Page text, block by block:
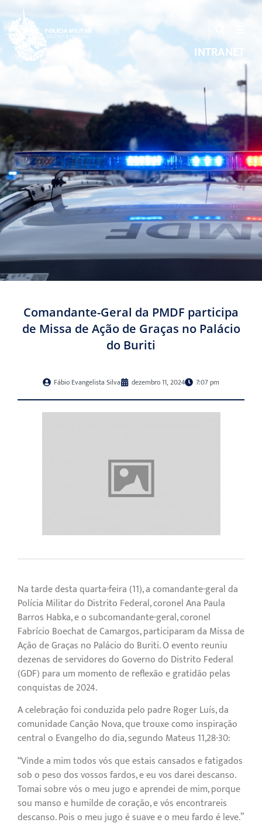
INTRANET
Comandante-Geral da PMDF participa
de Missa de Ação de Graças no Palácio
do Buriti
Fábio Evangelista Silva dezembro 11, 2024 7:07 pm
Na tarde desta quarta-feira (11), a comandante-geral da
Polícia Militar do Distrito Federal, coronel Ana Paula
Barros Habka, e o subcomandante-geral, coronel
Fabrício Boechat de Camargos, participaram da Missa de
Ação de Graças no Palácio do Buriti. O evento reuniu
dezenas de servidores do Governo do Distrito Federal
(GDF) para um momento de reflexão e gratidão pelas
conquistas de 2024.
A celebração foi conduzida pelo padre Roger Luís, da
comunidade Canção Nova, que trouxe como inspiração
central o Evangelho do dia, segundo Mateus 11,28-30:
“Vinde a mim todos vós que estais cansados e fatigados
sob o peso dos vossos fardos, e eu vos darei descanso.
Tomai sobre vós o meu jugo e aprendei de mim, porque
sou manso e humilde de coração, e vós encontrareis
descanso. Pois o meu jugo é suave e o meu fardo é leve.”